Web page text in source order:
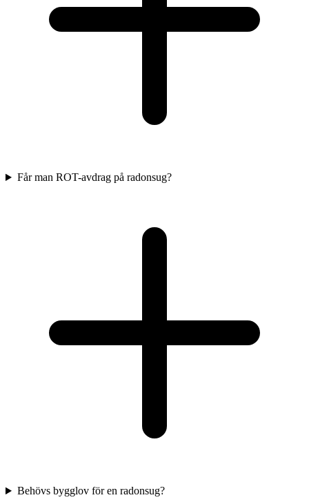
Får man ROT-avdrag på radonsug?
Behövs bygglov för en radonsug?